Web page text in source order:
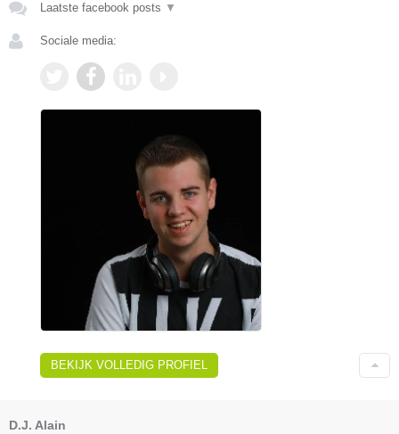
Laatste facebook posts ▼
Sociale media:
BEKIJK VOLLEDIG PROFIEL
D.J. Alain